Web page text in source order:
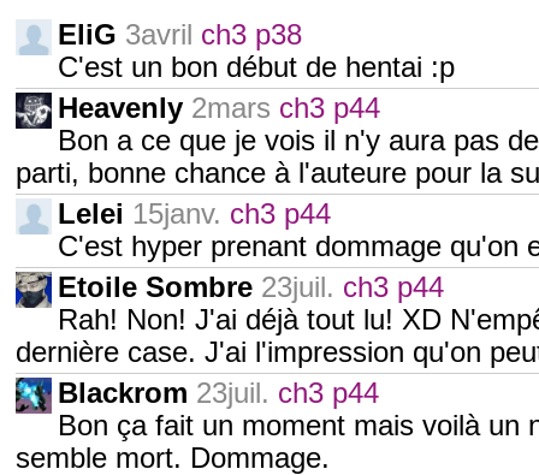
EliG 3avril ch3 p38
C'est un bon début de hentai :p
Heavenly 2mars ch3 p44
Bon a ce que je vois il n'y aura pas
parti, bonne chance à l'auteure pour la
Lelei 15janv. ch3 p44
C'est hyper prenant dommage qu'on
Etoile Sombre 23juil. ch3 p44
Rah! Non! J'ai déjà tout lu! XD
dernière case. J'ai l'impression qu'on
Blackrom 23juil. ch3 p44
Bon ça fait un moment mais voilà un
semble mort. Dommage.